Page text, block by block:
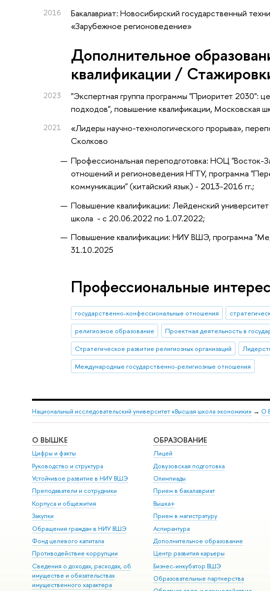
2016
Бакалавриат: Новосибирский государственный
«Зарубежное регионоведение»
Дополнительное
квалификации /
2023
"Экспертная группа программы "Приоритет 2030":
подходов", повышение квалификации, Московская
2021 «Лидеры научно-технологического прорыва»,
Сколково
Профессиональная переподготовка: НОЦ "Восток-
отношений и регионоведения НГТУ, программа
коммуникации" (китайский язык) - 2013-2016 гг.;
Повышение квалификации: Лейденский
школа - с 20.06.2022 по 1.07.2022;
Повышение квалификации: НИУ ВШЭ, программа
31.10.2025
Профессиональные
государственно-конфессиональные отношения
религиозное образование
Проектная деятельность в
Стратегическое развитие религиозных организаций
Международные государственно-религиозные отношения
Национальный исследовательский университет «Высшая школа экономики» → О
О ВЫШКЕ
Цифры и факты
Руководство и структура
Устойчивое развитие в НИУ ВШЭ
Преподаватели и сотрудники
Корпуса и общежития
Закупки
Обращения граждан в НИУ ВШЭ
Фонд целевого капитала
Противодействие коррупции
Сведения о доходах, расходах, об
имуществе и обязательствах
имущественного характера
ОБРАЗОВАНИЕ
Лицей
Довузовская подготовка
Олимпиады
Прием в бакалавриат
Вышка+
Прием в магистратуру
Аспирантура
Дополнительное образование
Центр развития карьеры
Бизнес-инкубатор ВШЭ
Образовательные партнерства